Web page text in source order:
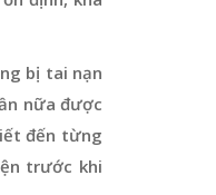
bị tai nạn
nữa được
đến từng
trước khi